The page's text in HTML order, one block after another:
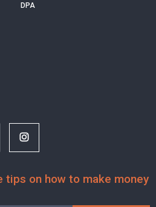
DPA
on how to make money